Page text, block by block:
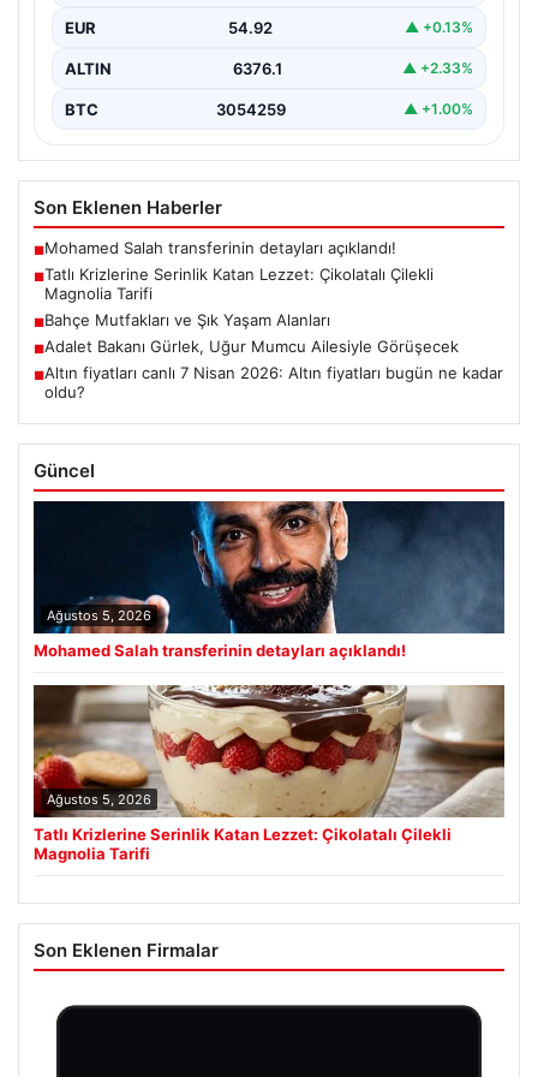
EUR 54.92 ▲ +0.13%
ALTIN 6376.1 ▲ +2.33%
BTC 3054259 ▲ +1.00%
Son Eklenen Haberler
■Mohamed Salah transferinin detayları açıklandı!
■Tatlı Krizlerine Serinlik Katan Lezzet: Çikolatalı Çilekli
Magnolia Tarifi
■Bahçe Mutfakları ve Şık Yaşam Alanları
■Adalet Bakanı Gürlek, Uğur Mumcu Ailesiyle Görüşecek
■Altın fiyatları canlı 7 Nisan 2026: Altın fiyatları bugün ne kadar
oldu?
Güncel
Ağustos 5, 2026
Mohamed Salah transferinin detayları açıklandı!
Ağustos 5, 2026
Tatlı Krizlerine Serinlik Katan Lezzet: Çikolatalı Çilekli
Magnolia Tarifi
Son Eklenen Firmalar